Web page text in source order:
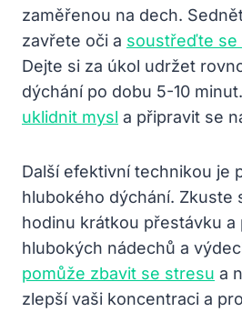
zaměřenou na dech.
zavřete oči a soustřeďte se
Dejte si za úkol udržet
dýchání po dobu 5-10
uklidnit mysl a připravit se
Další efektivní technikou je
hlubokého dýchání. Zkuste
hodinu krátkou přestávku a
hlubokých nádechů a
pomůže zbavit se stresu a
zlepší vaši koncentraci a